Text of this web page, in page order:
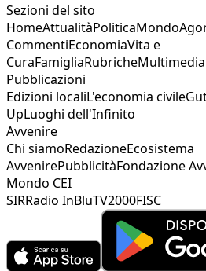
Sezioni del sito
HomeAttualitàPoliticaMondo
CommentiEconomiaVita e
CuraFamigliaRubricheMultimedia
Pubblicazioni
Edizioni localiL'economia civile
UpLuoghi dell'Infinito
Avvenire
Chi siamoRedazioneEcosistema
AvvenirePubblicitàFondazione
Mondo CEI
SIRRadio InBluTV2000FISC